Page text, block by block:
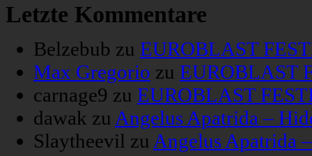
Letzte Kommentare
Belzebub zu EUROBLAST
Max Gregorio zu EUROBLAST
carnage9 zu EUROBLAST
dawak zu Angelus Apatrida –
Slaytheevil zu Angelus Apatrida